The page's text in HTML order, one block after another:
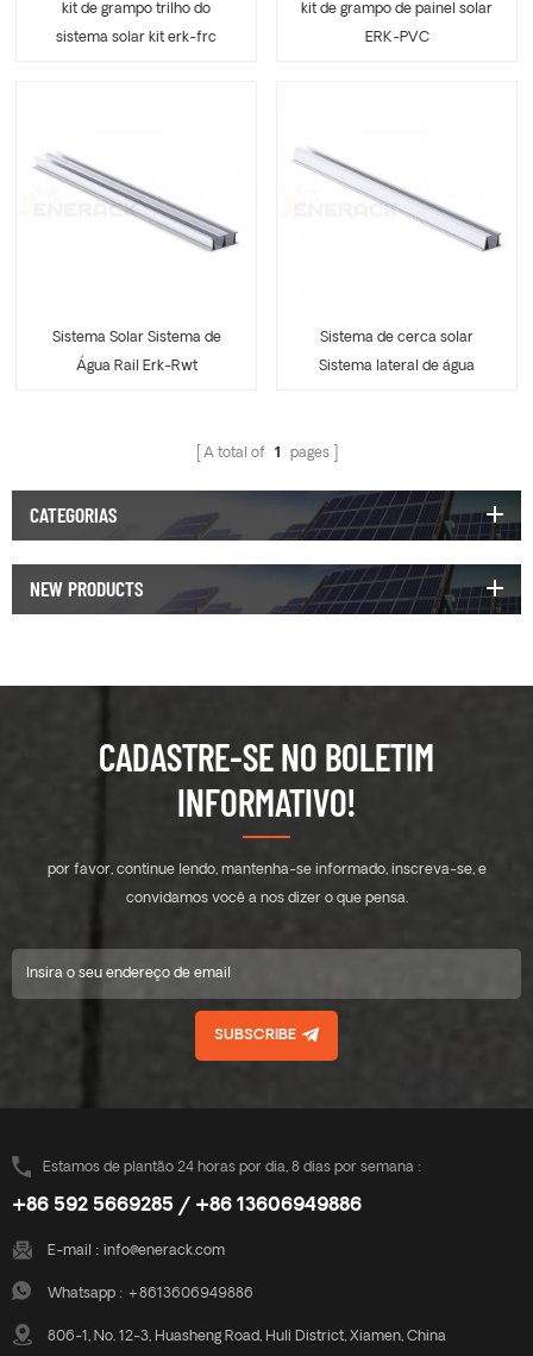
kit de grampo trilho do
sistema solar kit erk-frc
kit de grampo de painel solar
ERK-PVC
Sistema Solar Sistema de
Água Rail Erk-Rwt
Sistema de cerca solar
Sistema lateral de água
A total of 1 pages
CATEGORIAS
NEW PRODUCTS
CADASTRE-SE NO BOLETIM
INFORMATIVO!
por favor, continue lendo, mantenha-se informado, inscreva-se, e
convidamos você a nos dizer o que pensa.
SUBSCRIBE
Estamos de plantão 24 horas por dia, 8 dias por semana :
+86 592 5669285 / +86 13606949886
E-mail : info@enerack.com
Whatsapp : +8613606949886
806-1, No. 12-3, Huasheng Road, Huli District, Xiamen, China